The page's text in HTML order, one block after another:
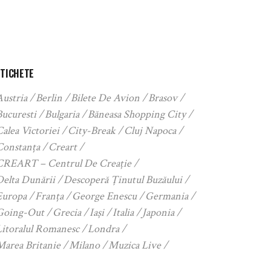
Berlin Bilete De Avion
Brasov
Bulgaria
Băneasa Shopping City
Victoriei
City-Break
Cluj Napoca
Creart
– Centrul De Creație
Dunării
Descoperă Ținutul Buzăului
Franța George Enescu
Germania
Out
Grecia Iași Italia
Japonia
Romanesc
Londra
Britanie
Milano
Muzica Live